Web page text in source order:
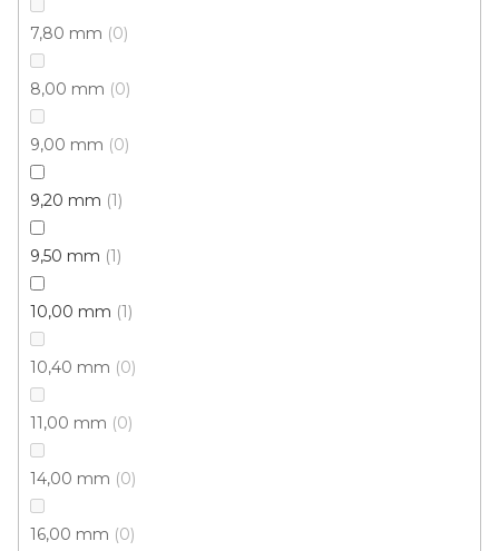
7,80 mm 0
8,00 mm 0
9,00 mm 0
9,20 mm 1
9,50 mm 1
10,00 mm 1
10,40 mm 0
11,00 mm 0
14,00 mm 0
16,00 mm 0
Čistící zóna BEDFORD 5539
323 Kč/ m2
4 m